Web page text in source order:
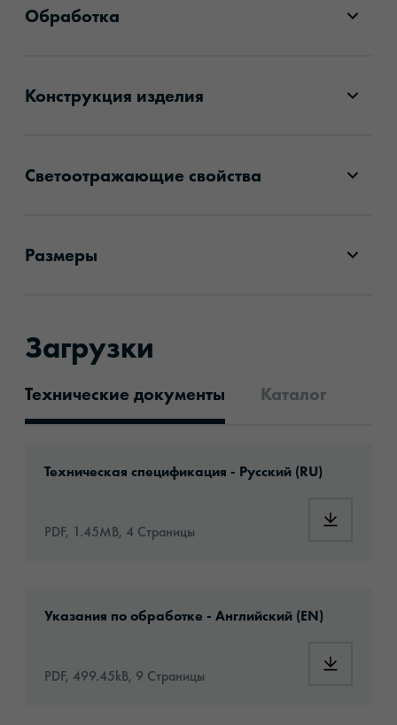
Обработка
Конструкция изделия
Светоотражающие свойства
Размеры
Загрузки
Технические документы Каталог
Техническая спецификация - Русский (RU)
PDF, 1.45MB, 4 Страницы
Указания по обработке - Английский (EN)
PDF, 499.45kB, 9 Страницы